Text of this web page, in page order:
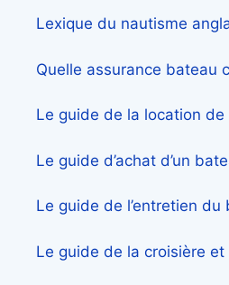
Lexique du nautisme
Quelle assurance bateau
Le guide de la location de
Le guide d’achat d’un
Le guide de l’entretien du
Le guide de la croisière